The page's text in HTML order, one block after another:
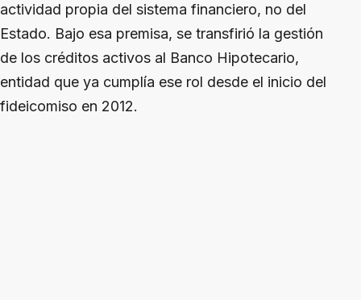
actividad propia del sistema financiero, no del
Estado. Bajo esa premisa, se transfirió la gestión
de los créditos activos al Banco Hipotecario,
entidad que ya cumplía ese rol desde el inicio del
fideicomiso en 2012.